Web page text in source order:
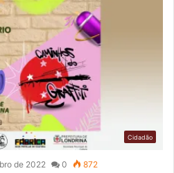
Cidadão
de 2022 0 872